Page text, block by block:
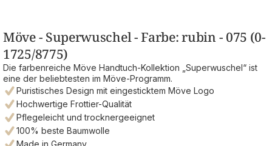
Möve - Superwuschel - Farbe: rubin - 075 (0-
1725/8775)
Die farbenreiche Möve Handtuch-Kollektion „Superwuschel“ ist
eine der beliebtesten im Möve-Programm.
Puristisches Design mit eingesticktem Möve Logo
Hochwertige Frottier-Qualität
Pflegeleicht und trocknergeeignet
100% beste Baumwolle
Made in Germany